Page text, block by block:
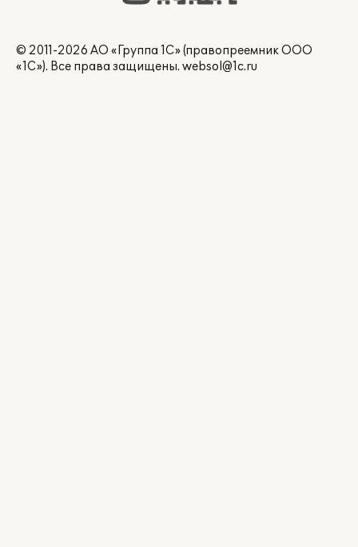
© 2011-2026 АО «Группа 1С» (правопреемник ООО
«1С»). Все права защищены. websol@1c.ru